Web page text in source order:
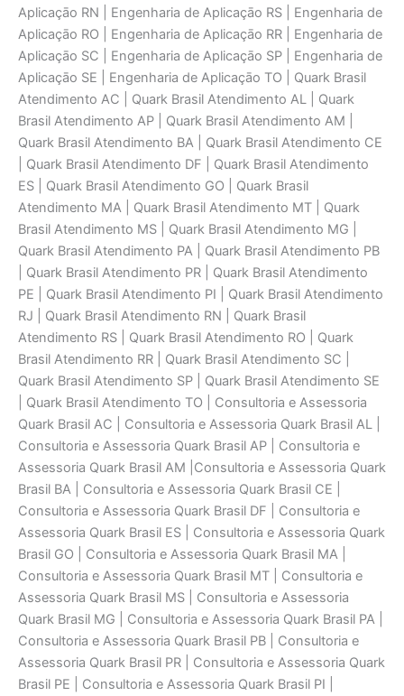
Aplicaçāo RN | Engenharia de Aplicaçāo RS | Engenharia de
Aplicaçāo RO | Engenharia de Aplicaçāo RR | Engenharia de
Aplicaçāo SC | Engenharia de Aplicaçāo SP | Engenharia de
Aplicaçāo SE | Engenharia de Aplicaçāo TO | Quark Brasil
Atendimento AC | Quark Brasil Atendimento AL | Quark
Brasil Atendimento AP | Quark Brasil Atendimento AM |
Quark Brasil Atendimento BA | Quark Brasil Atendimento CE
| Quark Brasil Atendimento DF | Quark Brasil Atendimento
ES | Quark Brasil Atendimento GO | Quark Brasil
Atendimento MA | Quark Brasil Atendimento MT | Quark
Brasil Atendimento MS | Quark Brasil Atendimento MG |
Quark Brasil Atendimento PA | Quark Brasil Atendimento PB
| Quark Brasil Atendimento PR | Quark Brasil Atendimento
PE | Quark Brasil Atendimento PI | Quark Brasil Atendimento
RJ | Quark Brasil Atendimento RN | Quark Brasil
Atendimento RS | Quark Brasil Atendimento RO | Quark
Brasil Atendimento RR | Quark Brasil Atendimento SC |
Quark Brasil Atendimento SP | Quark Brasil Atendimento SE
| Quark Brasil Atendimento TO | Consultoria e Assessoria
Quark Brasil AC | Consultoria e Assessoria Quark Brasil AL |
Consultoria e Assessoria Quark Brasil AP | Consultoria e
Assessoria Quark Brasil AM |Consultoria e Assessoria Quark
Brasil BA | Consultoria e Assessoria Quark Brasil CE |
Consultoria e Assessoria Quark Brasil DF | Consultoria e
Assessoria Quark Brasil ES | Consultoria e Assessoria Quark
Brasil GO | Consultoria e Assessoria Quark Brasil MA |
Consultoria e Assessoria Quark Brasil MT | Consultoria e
Assessoria Quark Brasil MS | Consultoria e Assessoria
Quark Brasil MG | Consultoria e Assessoria Quark Brasil PA |
Consultoria e Assessoria Quark Brasil PB | Consultoria e
Assessoria Quark Brasil PR | Consultoria e Assessoria Quark
Brasil PE | Consultoria e Assessoria Quark Brasil PI |